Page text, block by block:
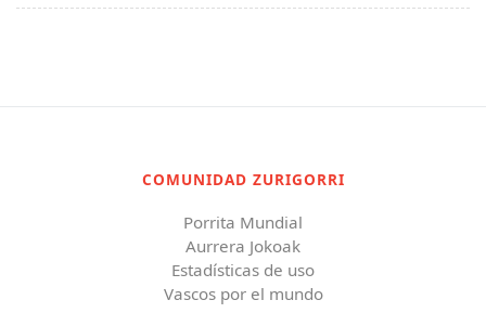
COMUNIDAD ZURIGORRI
Porrita Mundial
Aurrera Jokoak
Estadísticas de uso
Vascos por el mundo